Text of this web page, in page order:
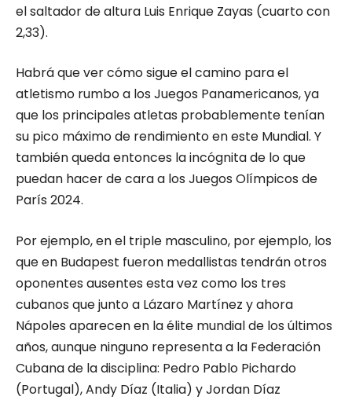
el saltador de altura Luis Enrique Zayas (cuarto con
2,33).
Habrá que ver cómo sigue el camino para el
atletismo rumbo a los Juegos Panamericanos, ya
que los principales atletas probablemente tenían
su pico máximo de rendimiento en este Mundial. Y
también queda entonces la incógnita de lo que
puedan hacer de cara a los Juegos Olímpicos de
París 2024.
Por ejemplo, en el triple masculino, por ejemplo, los
que en Budapest fueron medallistas tendrán otros
oponentes ausentes esta vez como los tres
cubanos que junto a Lázaro Martínez y ahora
Nápoles aparecen en la élite mundial de los últimos
años, aunque ninguno representa a la Federación
Cubana de la disciplina: Pedro Pablo Pichardo
(Portugal), Andy Díaz (Italia) y Jordan Díaz